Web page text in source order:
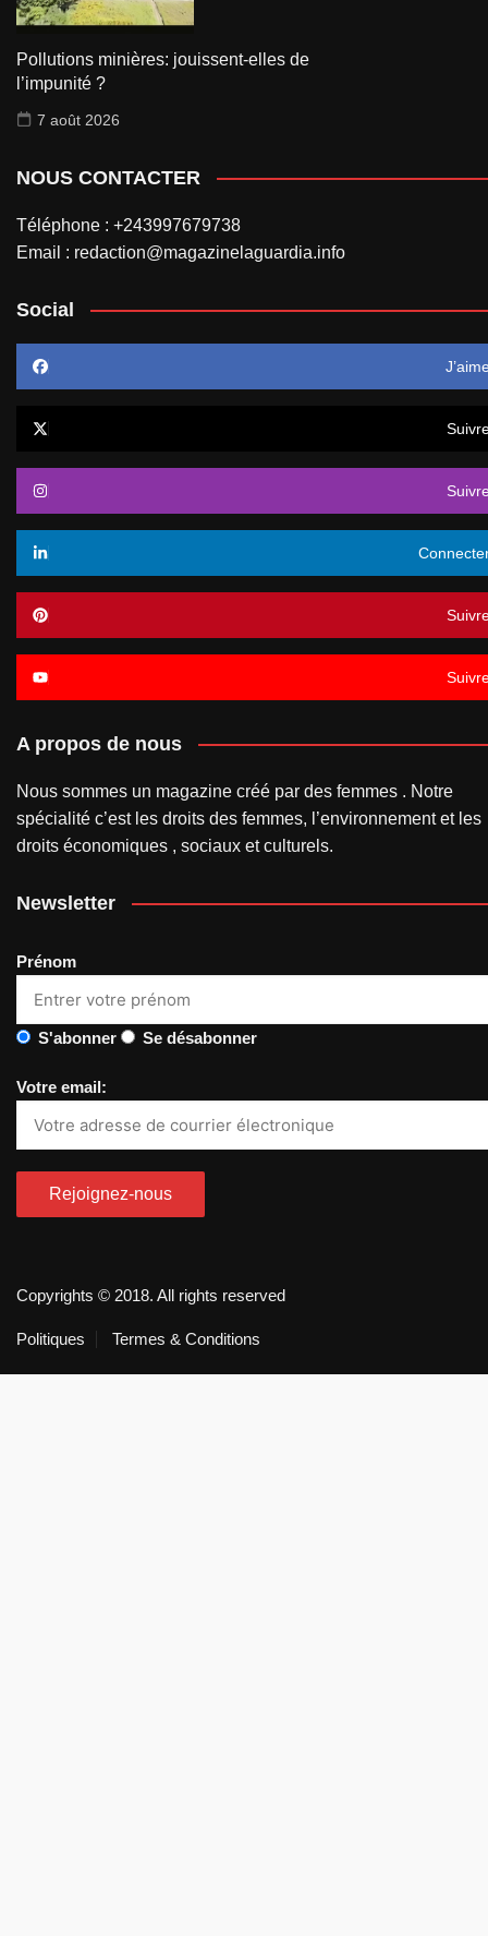
Pollutions minières: jouissent-elles de
l’impunité ?
7 août 2026
NOUS CONTACTER
Téléphone : +243997679738
Email : redaction@magazinelaguardia.info
Social
A propos de nous
Nous sommes un magazine créé par des femmes . Notre
spécialité c’est les droits des femmes, l’environnement et les
droits économiques , sociaux et culturels.
Newsletter
Prénom
S'abonner Se désabonner
Votre email:
Copyrights © 2018. All rights reserved
Politiques Termes & Conditions